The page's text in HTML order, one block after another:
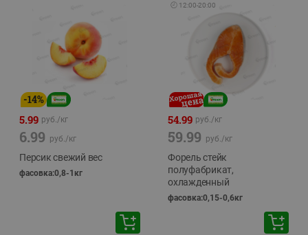
-14%
5.99 руб./кг
6.99 руб./кг
Персик свежий вес
фасовка:0,8-1кг
🕘 12:00-20:00
54.99 руб./кг
59.99 руб./кг
Форель стейк
полуфабрикат,
охлажденный
фасовка:0,15-0,6кг